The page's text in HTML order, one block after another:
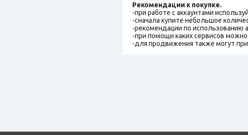
Рекомендации к покупке.
-при работе с аккаунтами
-сначала купите небольшое
-рекомендации по использованию
-при помощи каких сервисов можно
-для продвижения также могут